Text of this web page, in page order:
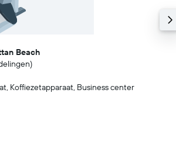
Beach
Koffiezetapparaat, Business center